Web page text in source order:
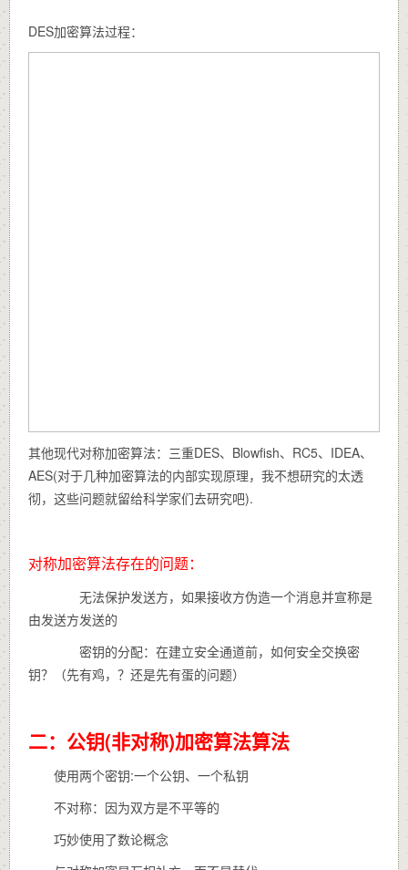
DES加密算法过程：
其他现代对称加密算法：三重DES、Blowfish、RC5、IDEA、
AES(对于几种加密算法的内部实现原理，我不想研究的太透
彻，这些问题就留给科学家们去研究吧).
对称加密算法存在的问题：
无法保护发送方，如果接收方伪造一个消息并宣称是
由发送方发送的
密钥的分配：在建立安全通道前，如何安全交换密
钥？（先有鸡，？还是先有蛋的问题）
二：公钥(非对称)加密算法算法
使用两个密钥:一个公钥、一个私钥
不对称：因为双方是不平等的
巧妙使用了数论概念